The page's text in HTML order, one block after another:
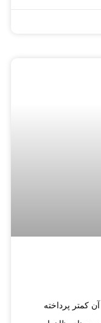
کمتر پرداخته